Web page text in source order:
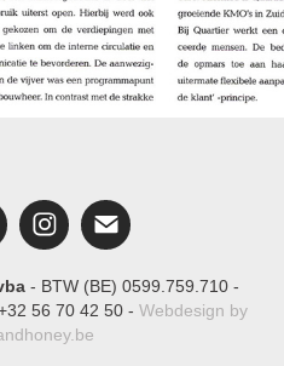
- BTW (BE) 0599.759.710 -
56 70 42 50 - Webdesign by